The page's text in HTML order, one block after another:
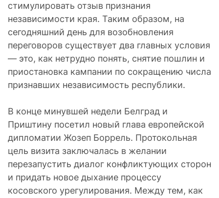
стимулировать отзыв признания
независимости края. Таким образом, на
сегодняшний день для возобновления
переговоров существует два главных условия
— это, как нетрудно понять, снятие пошлин и
приостановка кампании по сокращению числа
признавших независимость республики.
В конце минувшей недели Белград и
Приштину посетил новый глава европейской
дипломатии Жозеп Боррель. Протокольная
цель визита заключалась в желании
перезапустить диалог конфликтующих сторон
и придать новое дыхание процессу
косовского урегулирования. Между тем, как